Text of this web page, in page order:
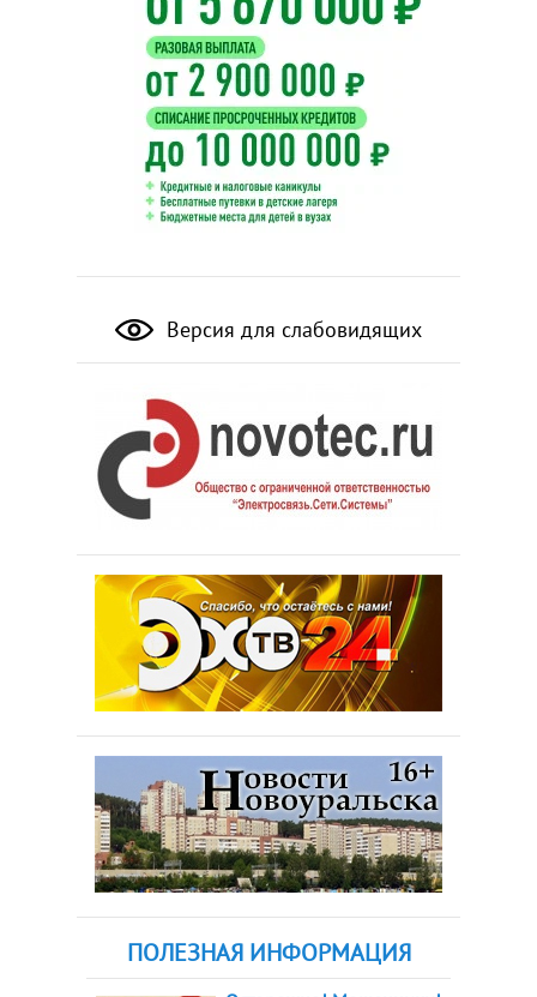
Версия для слабовидящих
ПОЛЕЗНАЯ ИНФОРМАЦИЯ